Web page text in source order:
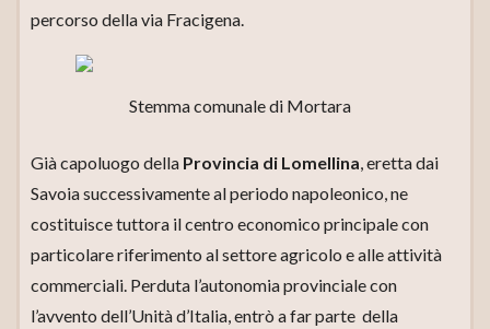
percorso della via Fracigena.
Stemma comunale di Mortara
Già capoluogo della Provincia di Lomellina, eretta dai
Savoia successivamente al periodo napoleonico, ne
costituisce tuttora il centro economico principale con
particolare riferimento al settore agricolo e alle attività
commerciali. Perduta l’autonomia provinciale con
l’avvento dell’Unità d’Italia, entrò a far parte della